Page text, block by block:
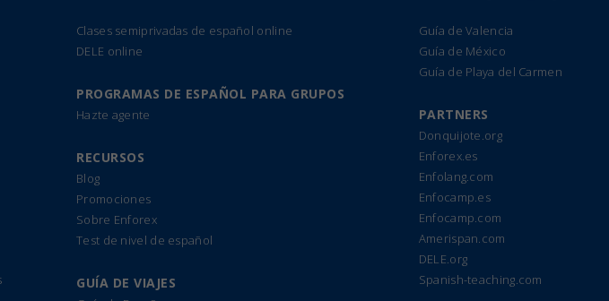
Clases semiprivadas de español online
DELE online
PROGRAMAS DE ESPAÑOL PARA GRUPOS
Hazte agente
RECURSOS
Blog
Promociones
Sobre Enforex
Test de nivel de español
GUÍA DE VIAJES
Guía de Valencia
Guía de México
Guía de Playa del Carmen
PARTNERS
Donquijote.org
Enforex.es
Enfolang.com
Enfocamp.es
Enfocamp.com
Amerispan.com
DELE.org
Spanish-teaching.com